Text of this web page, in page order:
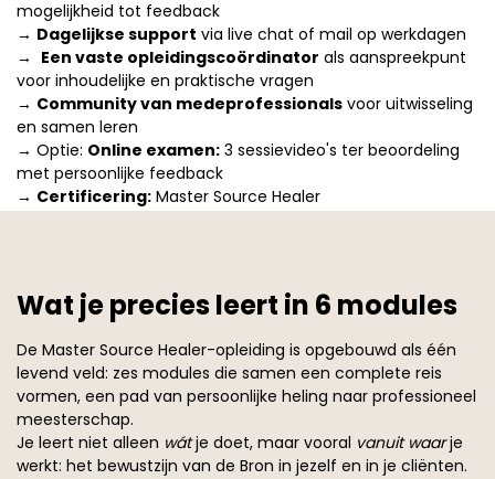
mogelijkheid tot feedback
→ Dagelijkse support via live chat of mail op werkdagen
→ Een vaste opleidingscoördinator als aanspreekpunt
voor inhoudelijke en praktische vragen
→ Community van medeprofessionals voor uitwisseling
en samen leren
→ Optie: Online examen: 3 sessievideo's ter beoordeling
met persoonlijke feedback
→ Certificering: Master Source Healer
Wat je precies leert in 6 modules
De Master Source Healer-opleiding is opgebouwd als één
levend veld: zes modules die samen een complete reis
vormen, een pad van persoonlijke heling naar professioneel
meesterschap.
Je leert niet alleen wátje doet, maar vooral vanuit waarje
werkt: het bewustzijn van de Bron in jezelf en in je cliënten.